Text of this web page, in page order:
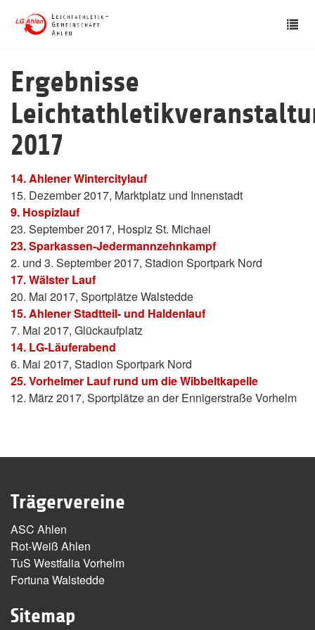
Ergebnisse
2017
14. Ahlener Wintercitylauf
15. Dezember 2017, Marktplatz und Innenstadt
9. Hospizlauf
23. September 2017, Hospiz St. Michael
23. Sparkassen-Jedermannzehnkampf
2. und 3. September 2017, Stadion Sportpark Nord
17. Wälster Lauf
20. Mai 2017, Sportplätze Walstedde
15. Ahlener Stadtteil- und Haldenlauf
7. Mai 2017, Glückaufplatz
14. LG-Läuferabend
6. Mai 2017, Stadion Sportpark Nord
25. Vorhelmer Lauf rund um die Wibbeltkapelle
12. März 2017, Sportplätze an der Ennigerstraße Vorhelm
Trägervereine
ASC Ahlen
Rot-Weiß Ahlen
TuS Westfalia Vorhelm
Fortuna Walstedde
Sitemap